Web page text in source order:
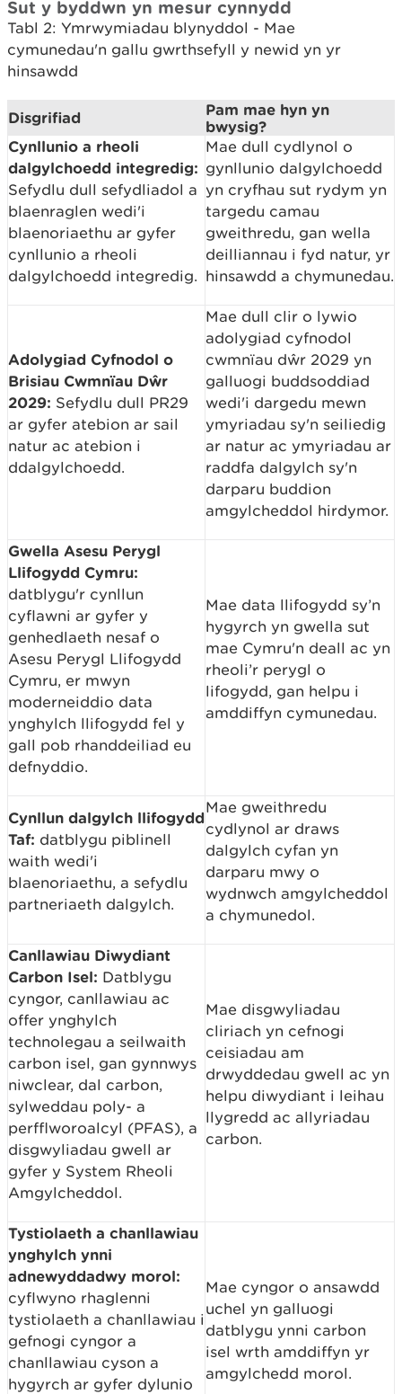
Sut y byddwn yn mesur cynnydd
Tabl 2: Ymrwymiadau blynyddol - Mae
cymunedau'n gallu gwrthsefyll y newid yn yr
hinsawdd
Disgrifiad
Pam mae hyn yn
bwysig?
Cynllunio a rheoli
dalgylchoedd integredig:
Sefydlu dull sefydliadol a
blaenraglen wedi'i
blaenoriaethu ar gyfer
cynllunio a rheoli
dalgylchoedd integredig.
Mae dull cydlynol o
gynllunio dalgylchoedd
yn cryfhau sut rydym yn
targedu camau
gweithredu, gan wella
deilliannau i fyd natur, yr
hinsawdd a chymunedau.
Adolygiad Cyfnodol o
Brisiau Cwmnïau Dŵr
2029: Sefydlu dull PR29
ar gyfer atebion ar sail
natur ac atebion i
ddalgylchoedd.
Mae dull clir o lywio
adolygiad cyfnodol
cwmnïau dŵr 2029 yn
galluogi buddsoddiad
wedi'i dargedu mewn
ymyriadau sy'n seiliedig
ar natur ac ymyriadau ar
raddfa dalgylch sy'n
darparu buddion
amgylcheddol hirdymor.
Gwella Asesu Perygl
Llifogydd Cymru:
datblygu'r cynllun
cyflawni ar gyfer y
genhedlaeth nesaf o
Asesu Perygl Llifogydd
Cymru, er mwyn
moderneiddio data
ynghylch llifogydd fel y
gall pob rhanddeiliad eu
defnyddio.
Mae data llifogydd sy’n
hygyrch yn gwella sut
mae Cymru'n deall ac yn
rheoli’r perygl o
lifogydd, gan helpu i
amddiffyn cymunedau.
Cynllun dalgylch llifogydd
Taf: datblygu piblinell
waith wedi'i
blaenoriaethu, a sefydlu
partneriaeth dalgylch.
Mae gweithredu
cydlynol ar draws
dalgylch cyfan yn
darparu mwy o
wydnwch amgylcheddol
a chymunedol.
Canllawiau Diwydiant
Carbon Isel: Datblygu
cyngor, canllawiau ac
offer ynghylch
technolegau a seilwaith
carbon isel, gan gynnwys
niwclear, dal carbon,
sylweddau poly- a
perfflworoalcyl (PFAS), a
disgwyliadau gwell ar
gyfer y System Rheoli
Amgylcheddol.
Mae disgwyliadau
cliriach yn cefnogi
ceisiadau am
drwyddedau gwell ac yn
helpu diwydiant i leihau
llygredd ac allyriadau
carbon.
Tystiolaeth a chanllawiau
ynghylch ynni
adnewyddadwy morol:
cyflwyno rhaglenni
tystiolaeth a chanllawiau i
gefnogi cyngor a
chanllawiau cyson a
hygyrch ar gyfer dylunio
Mae cyngor o ansawdd
uchel yn galluogi
datblygu ynni carbon
isel wrth amddiffyn yr
amgylchedd morol.